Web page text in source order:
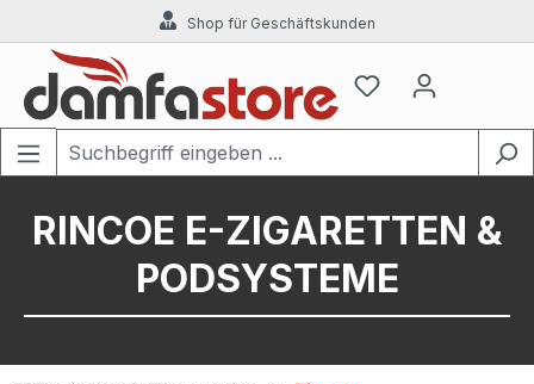
Zum Hauptinhalt springenShop für Geschäftskunden
RINCOE E-ZIGARETTEN &
PODSYSTEME